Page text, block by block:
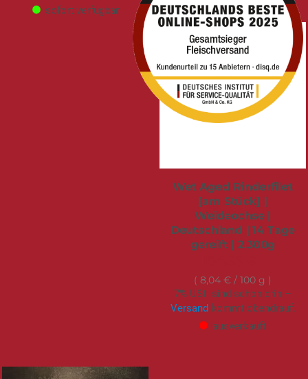
sofort verfügbar
Wet Aged Rinderfilet
[am Stück] |
Weideochse |
Deutschland | 14 Tage
gereift | 2.300g
8,04 € / 100 g
7% USt. sind schon drin –
Versand kommt obendrauf.
ausverkauft